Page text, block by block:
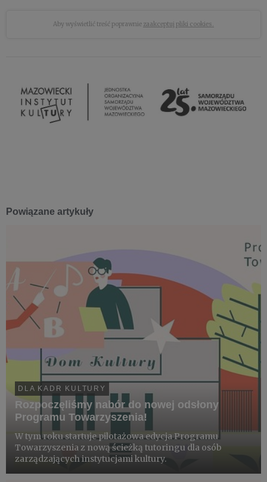
Aby wyświetlić treść poprawnie zaakceptuj pliki cookies.
Powiązane artykuły
DLA KADR KULTURY
Rozpoczęliśmy nabór do nowej odsłony
Programu Towarzyszenia!
W tym roku startuje pilotażowa edycja Programu
Towarzyszenia z nową ścieżką tutoringu dla osób
zarządzających instytucjami kultury.